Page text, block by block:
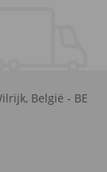
, België - BE